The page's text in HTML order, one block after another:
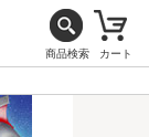
商品検索 カート